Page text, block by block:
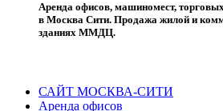
Аренда офисов, машиномест,
в Москва Сити. Продажа жилой и
зданиях ММДЦ.
САЙТ МОСКВА-СИТИ
Аренда офисов